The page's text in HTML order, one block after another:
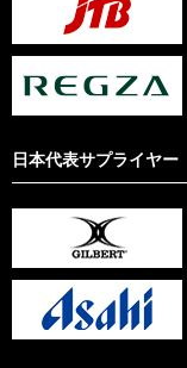
日本代表サプライヤー